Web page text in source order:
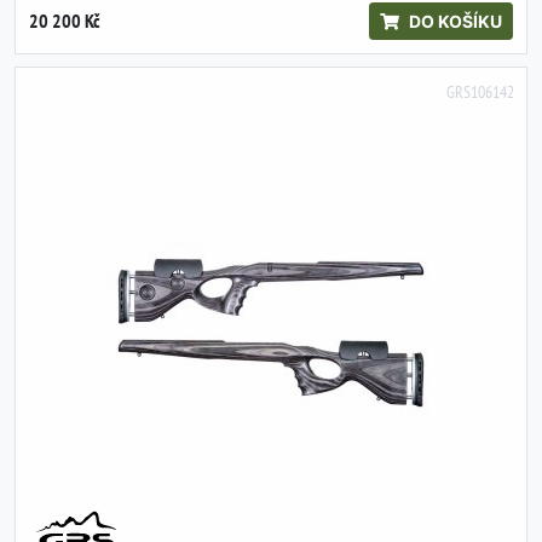
20 200 Kč DO KOŠÍKU
GRS106142